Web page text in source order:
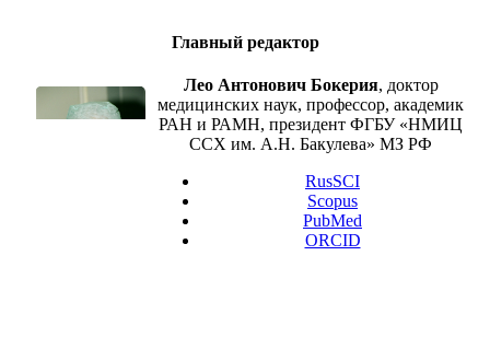
Главный редактор
Лео Антонович Бокерия, доктор
медицинских наук, профессор, академик
РАН и РАМН, президент ФГБУ «НМИЦ
ССХ им. А.Н. Бакулева» МЗ РФ
RusSCI
Scopus
PubMed
ORCID